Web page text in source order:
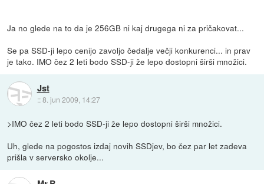
Ja no glede na to da je 256GB ni kaj drugega ni za pričakovat...
Se pa SSD-ji lepo cenijo zavoljo čedalje večji konkurenci... in prav
je tako. IMO čez 2 leti bodo SSD-ji že lepo dostopni širši množici.
Jst
::8. jun 2009, 14:27
>IMO čez 2 leti bodo SSD-ji že lepo dostopni širši množici.
Uh, glede na pogostos izdaj novih SSDjev, bo čez par let zadeva
prišla v serversko okolje...